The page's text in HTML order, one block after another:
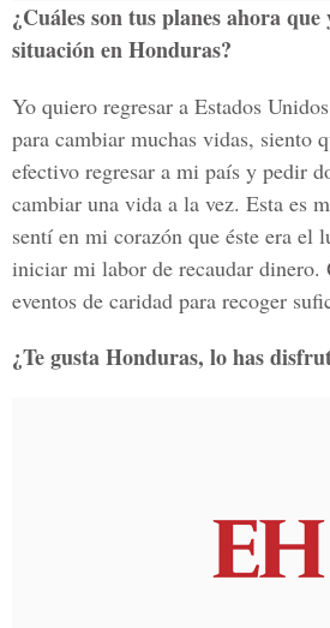
¿Cuáles son tus planes ahora que
situación en Honduras?
Yo quiero regresar a Estados
para cambiar muchas vidas, siento
efectivo regresar a mi país y pedir
cambiar una vida a la vez. Esta es
sentí en mi corazón que éste era el
iniciar mi labor de recaudar dinero.
eventos de caridad para recoger
¿Te gusta Honduras, lo has